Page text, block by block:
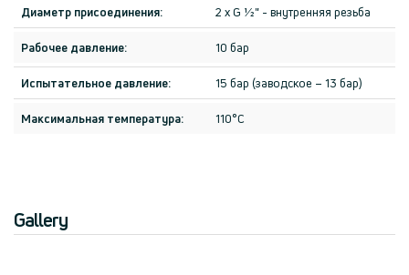
Диаметр присоединения: 2 x G ½" - внутренняя резьба
Рабочее давление: 10 бар
Испытательное давление: 15 бар (заводское – 13 бар)
Максимальная температура: 110°C
Gallery